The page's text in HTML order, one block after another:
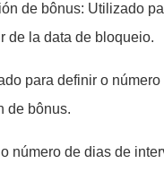
de bônus: Utilizado
de la data de bloqueio.
para definir o
de bônus.
número de dias de